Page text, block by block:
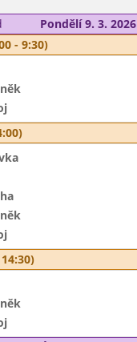
Pondělí 9. 3. 2026
- 9:30)